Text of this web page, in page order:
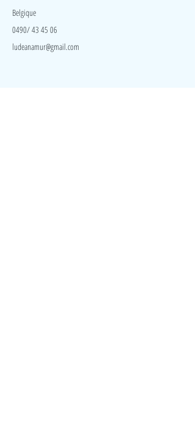
Belgique
0490/ 43 45 06
ludeanamur@gmail.com